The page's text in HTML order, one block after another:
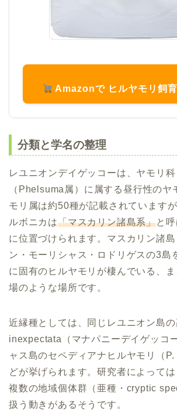
Amazonで ヒルヤモリ飼
分類と学名の整理
レユニオンデイゲッコーは、ヤモリ
（Phelsuma属）に属する昼行性のヤ
モリ属は約50種が記載されています
ルボニカは「マスカリン諸島系」と
に位置づけられます。マスカリン諸
ン・モーリシャス・ロドリゲスの3島
に固有のヒルヤモリが棲んでいる、
場のような場所です。
近縁種としては、同じレユニオン島
inexpectata（マナパニーデイゲッコ
ャス島のセペディアナヒルヤモリ（
どが挙げられます。研究者によって
複数の地域個体群（亜種・cryptic
扱う動きがあるそうです。